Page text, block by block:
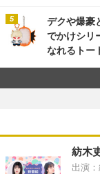
デクや爆豪
でかけシリ
なれるトー
紡木
出演